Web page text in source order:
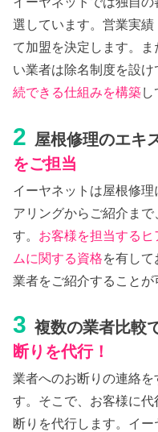
選しています。営業実
て加盟を決定します。
い業者は除名制度を設け
続できる仕組みを構築し
2 屋根修理のエキ
をご担当
イーヤネットは屋根修
アリングからご紹介ま
す。 お客様を担当する
ムに関する資格を有し
業者をご紹介することが
3 複数の業者比較
断りを代行！
業者へのお断りの連絡
す。そこで、お客様に
断りを代行します。イ